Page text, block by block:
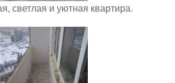
светлая и уютная квартира.